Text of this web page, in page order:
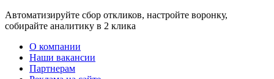
Автоматизируйте сбор откликов, настройте воронку,
собирайте аналитику в 2 клика
О компании
Наши вакансии
Партнерам